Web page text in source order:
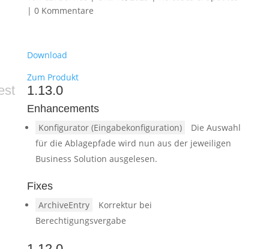
| 0 Kommentare
Download
Zum Produkt
1.13.0
Enhancements
Konfigurator (Eingabekonfiguration)
Die Auswahl
für die Ablagepfade wird nun aus der jeweiligen
Business Solution ausgelesen.
Fixes
ArchiveEntry
Korrektur bei
Berechtigungsvergabe